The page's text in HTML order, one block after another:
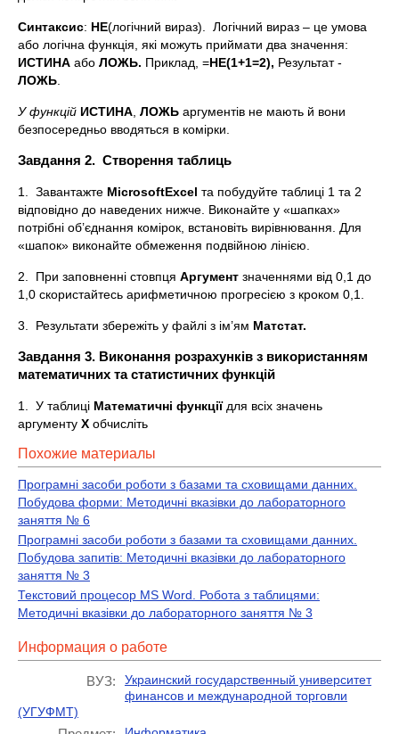
Синтаксис: НЕ(логічний вираз). Логічний вираз – це умова
або логічна функція, які можуть приймати два значення:
ИСТИНА або ЛОЖЬ. Приклад, =НЕ(1+1=2), Результат -
ЛОЖЬ
У функцій ИСТИНА ЛОЖЬ аргументів не мають й вони
безпосередньо вводяться в комірки.
Завдання 2. Створення таблиць
1. Завантажте MicrosoftExcel та побудуйте таблиці 1 та 2
відповідно до наведених нижче. Виконайте у «шапках»
потрібні об’єднання комірок, встановіть вирівнювання. Для
«шапок» виконайте обмеження подвійною лінією.
2. При заповненні стовпця Аргумент значеннями від 0,1 до
1,0 скористайтесь арифметичною прогресією з кроком 0,1.
3. Результати збережіть у файлі з ім’ям Матстат.
Завдання 3. Виконання розрахунків з використанням
математичних та статистичних функцій
1. У таблиці Математичні функціїдля всіх значень
аргументу Х обчисліть
Похожие материалы
Програмні засоби роботи з базами та сховищами данних.
Побудова форми: Методичні вказівки до лабораторного
заняття № 6
Програмні засоби роботи з базами та сховищами данних.
Побудова запитів: Методичні вказівки до лабораторного
заняття № 3
Текстовий процесор MS Word. Робота з таблицями:
Методичні вказівки до лабораторного заняття № 3
Информация о работе
ВУЗ:
Украинский государственный университет
финансов и международной торговли
(УГУФМТ)